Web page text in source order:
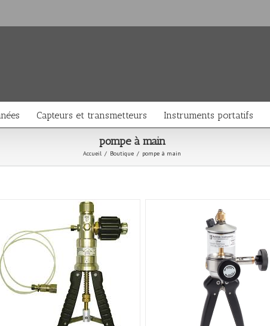
Capteurs et transmetteurs Instruments portatifs
pompe à main
Accueil / Boutique / pompe à main